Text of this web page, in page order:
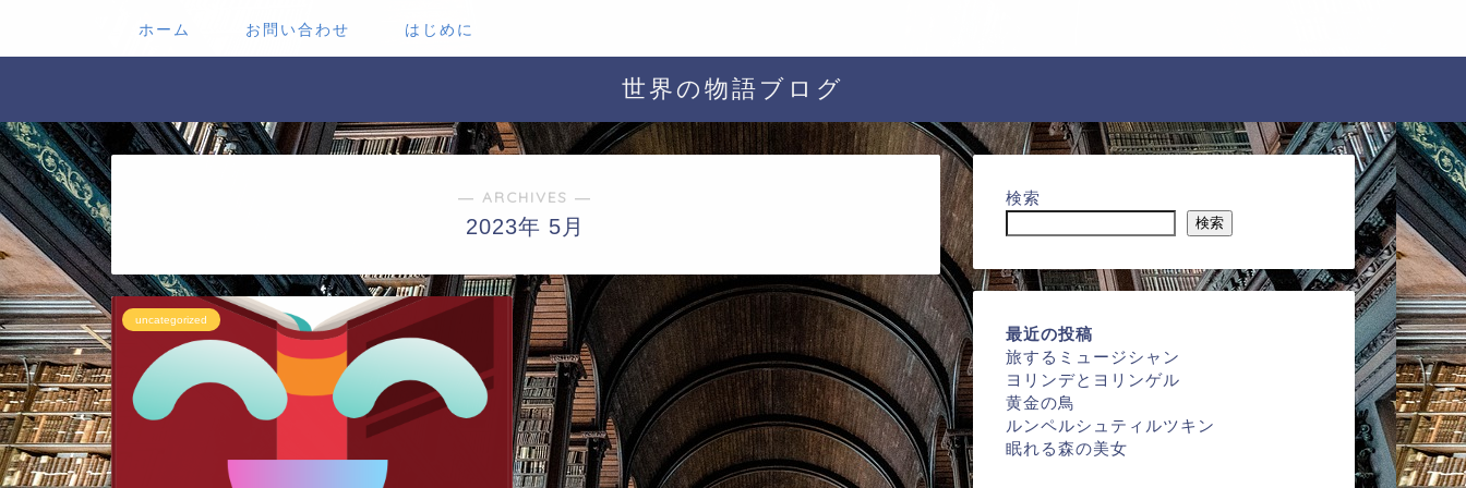
ホーム お問い合わせ はじめに
世界の物語ブログ
― ARCHIVES ―
2023年 5月
uncategorized
検索
検索
最近の投稿
旅するミュージシャン
ヨリンデとヨリンゲル
黄金の鳥
ルンペルシュティルツキン
眠れる森の美女